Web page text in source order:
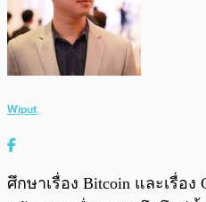
Wiput
ศึกษาเรื่อง Bitcoin และเรื่อง